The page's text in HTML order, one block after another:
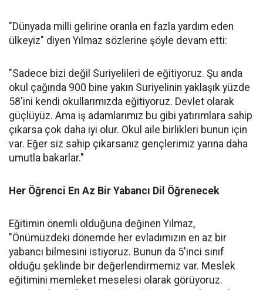
"Dünyada milli gelirine oranla en fazla yardım eden
ülkeyiz" diyen Yılmaz sözlerine şöyle devam etti:
"Sadece bizi değil Suriyelileri de eğitiyoruz. Şu anda
okul çağında 900 bine yakın Suriyelinin yaklaşık yüzde
58'ini kendi okullarımızda eğitiyoruz. Devlet olarak
güçlüyüz. Ama iş adamlarımız bu gibi yatırımlara sahip
çıkarsa çok daha iyi olur. Okul aile birlikleri bunun için
var. Eğer siz sahip çıkarsanız gençlerimiz yarına daha
umutla bakarlar."
Her Öğrenci En Az Bir Yabancı Dil Öğrenecek
Eğitimin önemli olduğuna değinen Yılmaz,
"Önümüzdeki dönemde her evladımızın en az bir
yabancı bilmesini istiyoruz. Bunun da 5'inci sınıf
olduğu şeklinde bir değerlendirmemiz var. Meslek
eğitimini memleket meselesi olarak görüyoruz.